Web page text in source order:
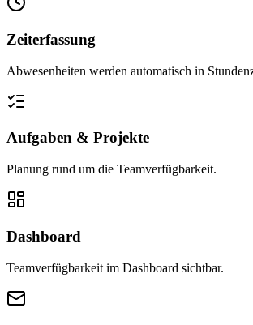
Zeiterfassung
Abwesenheiten werden automatisch in
Aufgaben & Projekte
Planung rund um die Teamverfügbarkeit.
Dashboard
Teamverfügbarkeit im Dashboard sichtbar.